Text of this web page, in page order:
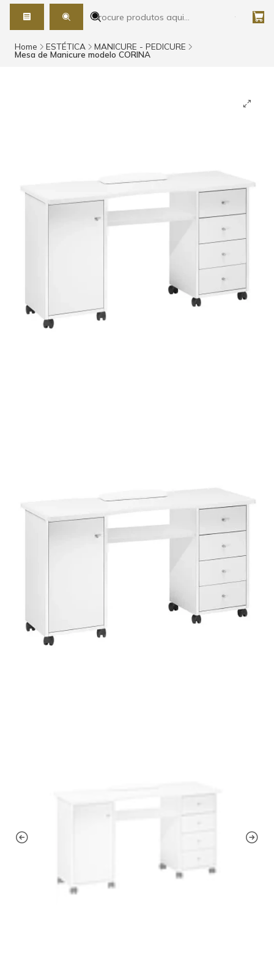
Home ESTÉTICA MANICURE - PEDICURE
Mesa de Manicure modelo CORINA